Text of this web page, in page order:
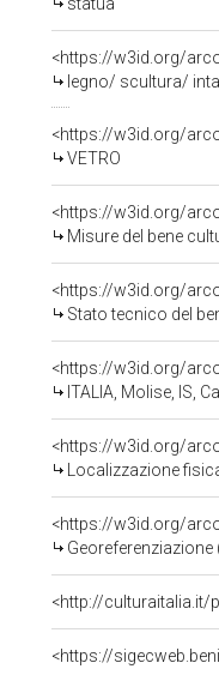
<https://w3id.org/
legno/ scultura/
<https://w3id.org/
VETRO
<https://w3id.org/
Misure del bene
<https://w3id.org/
Stato tecnico del
<https://w3id.org/
ITALIA, Molise, IS,
<https://w3id.org/
Localizzazione
<https://w3id.org/
Georeferenziazione
<http://culturaitalia.it/
<https://